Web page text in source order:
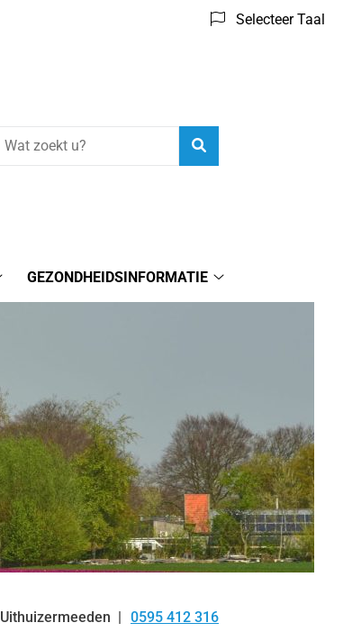
Selecteer Taal
GEZONDHEIDSINFORMATIE
Uithuizermeeden Tel:
0595 412 316